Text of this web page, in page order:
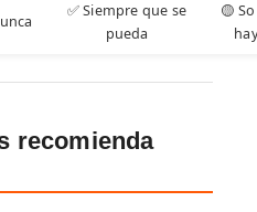
✅ Siempre que se
pueda
🟡
recomienda